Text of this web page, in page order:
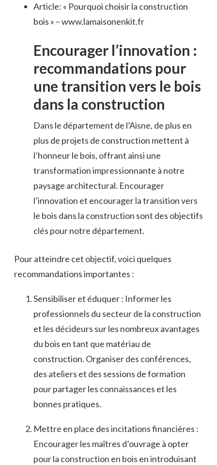
Article: « Pourquoi choisir la⁣ construction
‍bois » – www.lamaisonenkit.fr
Encourager⁣ l’innovation ⁤:
recommandations ⁣pour⁣
une⁣ transition ​vers le bois
dans la construction
Dans le ‌département de l’Aisne, de plus en
plus de projets de construction mettent⁤ à
l’honneur ​le bois, offrant ainsi une
transformation impressionnante à notre
paysage architectural. Encourager
l’innovation et encourager la transition vers
le bois ​dans ⁢la construction sont des objectifs
clés pour notre département.
Pour atteindre cet objectif, ⁤voici quelques
recommandations importantes :
Sensibiliser et éduquer : Informer ‍les​
professionnels du secteur⁢ de ‍la construction
et​ les décideurs sur les⁤ nombreux avantages
du bois ⁤en​ tant que matériau⁤ de
construction. Organiser des conférences,
⁢des ateliers et des‍ sessions de formation⁤
pour‍ partager les connaissances et les
bonnes pratiques.
Mettre en place ‌des incitations financières :
⁢Encourager les maîtres d’ouvrage à opter
pour la construction en⁢ bois en introduisant